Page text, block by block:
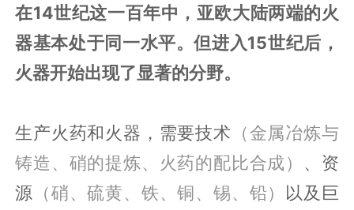
在14世纪这一百年中，亚欧大陆两端的火
器基本处于同一水平。但进入15世纪后，
火器开始出现了显著的分野。
生产火药和火器，需要技术 （金属冶炼与
铸造、硝的提炼、火药的配比合成） 、资
源 （硝、硫黄、铁、铜、锡、铅） 以及巨